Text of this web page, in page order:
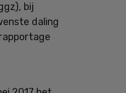
bij
daling